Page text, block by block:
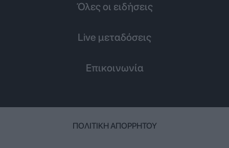
Όλες οι ειδήσεις
Live μεταδόσεις
Επικοινωνία
ΠΟΛΙΤΙΚΉ ΑΠΟΡΡΉΤΟΥ